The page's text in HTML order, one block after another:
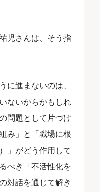
児さんは、そう指
に進まないのは、
ないからかもしれ
問題として片づけ
み」と「職場に根
」がどう作用して
べき「不活性化を
対話を通じて解き